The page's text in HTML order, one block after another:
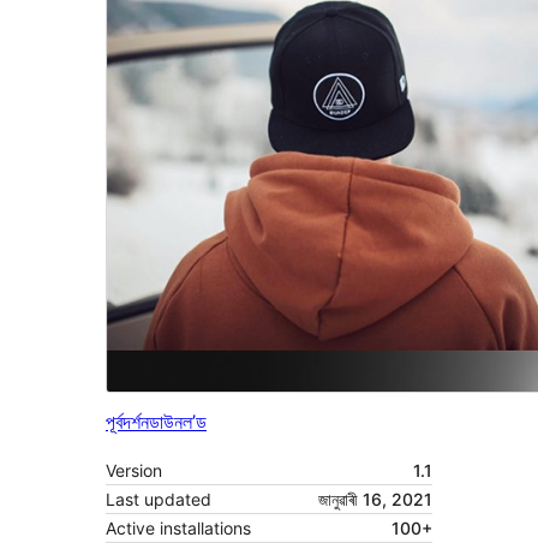
পূৰ্বদৰ্শনডাউনল’ড
Version
1.1
Last updated
জানুৱাৰী 16, 2021
Active installations
100+